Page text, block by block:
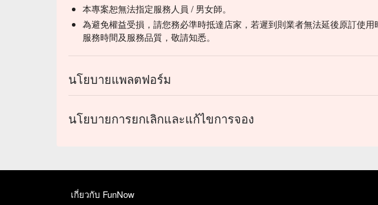
本專案恕無法指定服務人員 / 男女師。
為避免權益受損，請您務必準時抵達店家，若遲到則業者無法延後原訂使用
服務時間及服務品質，敬請知悉。
นโยบายแพลตฟอร์ม
นโยบายการยกเลิกและแก้ไขการจอง
เกี่ยวกับ FunNow